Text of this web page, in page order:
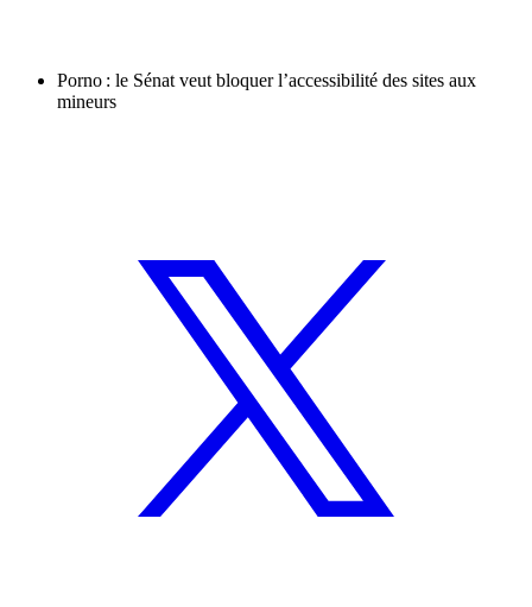
Porno : le Sénat veut bloquer l’accessibilité des sites aux
mineurs